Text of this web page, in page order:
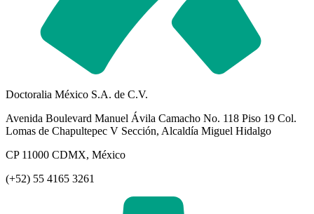
Doctoralia México S.A. de C.V.
Avenida Boulevard Manuel Ávila Camacho No. 118 Piso 19 Col.
Lomas de Chapultepec V Sección, Alcaldía Miguel Hidalgo
CP 11000 CDMX, México
(+52) 55 4165 3261